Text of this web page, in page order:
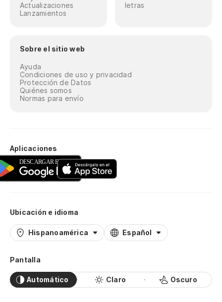
Actualizaciones
Lanzamientos
letras
Sobre el sitio web
Ayuda
Condiciones de uso y privacidad
Protección de Datos
Quiénes somos
Normas para envío
Aplicaciones
Ubicación e idioma
Hispanoamérica Español
Pantalla
Automático Claro Oscuro